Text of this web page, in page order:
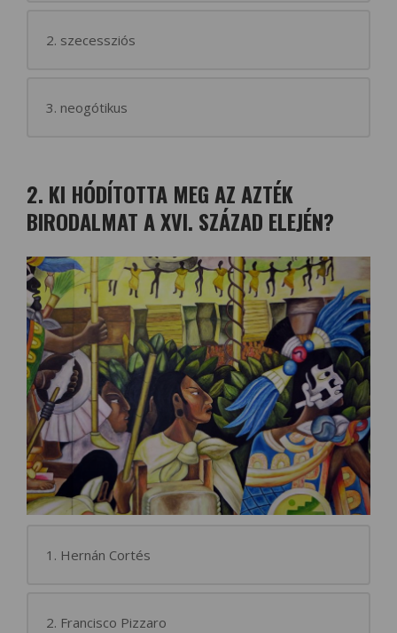
2. szecessziós
3. neogótikus
2. KI HÓDÍTOTTA MEG AZ AZTÉK
BIRODALMAT A XVI. SZÁZAD ELEJÉN?
1. Hernán Cortés
2. Francisco Pizzaro